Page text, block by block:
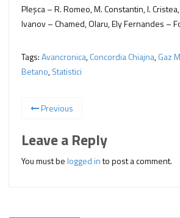
Pleşca – R. Romeo, M. Constantin, I.
Ivanov – Chamed, Olaru, Ely Fernandes –
Tags:Avancronica,Concordia Chiajna,Gaz
Betano,Statistici
Previous
Leave a Reply
You must belogged into post a comment.